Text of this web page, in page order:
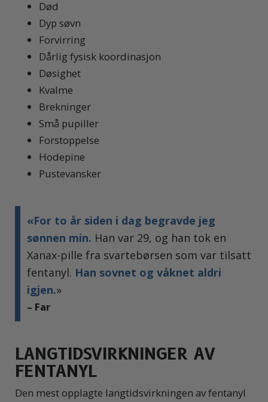
Død
Dyp søvn
Forvirring
Dårlig fysisk koordinasjon
Døsighet
Kvalme
Brekninger
Små pupiller
Forstoppelse
Hodepine
Pustevansker
«For to år siden i dag begravde jeg
sønnen min. Han var 29, og han tok en
Xanax-pille fra svartebørsen som var tilsatt
fentanyl. Han sovnet og våknet aldri
igjen.»
– Far
LANGTIDSVIRKNINGER AV
FENTANYL
Den mest opplagte langtidsvirkningen av fentanyl